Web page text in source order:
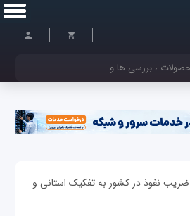
کنید
نفوذ در کشور به تفکیک استانی و